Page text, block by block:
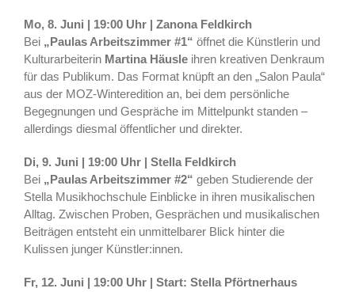
Mo, 8. Juni | 19:00 Uhr | Zanona Feldkirch
Bei „Paulas Arbeitszimmer #1“ öffnet die Künstlerin und
Kulturarbeiterin Martina Häusle ihren kreativen Denkraum
für das Publikum. Das Format knüpft an den „Salon Paula“
aus der MOZ-Winteredition an, bei dem persönliche
Begegnungen und Gespräche im Mittelpunkt standen –
allerdings diesmal öffentlicher und direkter.
Di, 9. Juni | 19:00 Uhr | Stella Feldkirch
Bei „Paulas Arbeitszimmer #2“ geben Studierende der
Stella Musikhochschule Einblicke in ihren musikalischen
Alltag. Zwischen Proben, Gesprächen und musikalischen
Beiträgen entsteht ein unmittelbarer Blick hinter die
Kulissen junger Künstler:innen.
Fr, 12. Juni | 19:00 Uhr | Start: Stella Pförtnerhaus